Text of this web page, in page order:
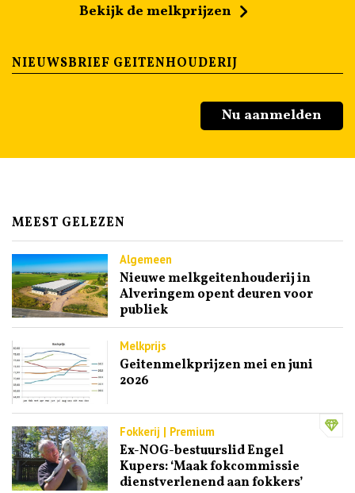
Bekijk de melkprijzen
NIEUWSBRIEF GEITENHOUDERIJ
Nu aanmelden
MEEST GELEZEN
Algemeen
Nieuwe melkgeitenhouderij in
Alveringem opent deuren voor
publiek
Melkprijs
Geitenmelkprijzen mei en juni
2026
Fokkerij | Premium
Ex-NOG-bestuurslid Engel
Kupers: ‘Maak fokcommissie
dienstverlenend aan fokkers’